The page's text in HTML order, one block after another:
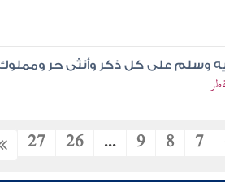
وسلم على كل ذكر وأنثى حر
7
8
9
...
26
27